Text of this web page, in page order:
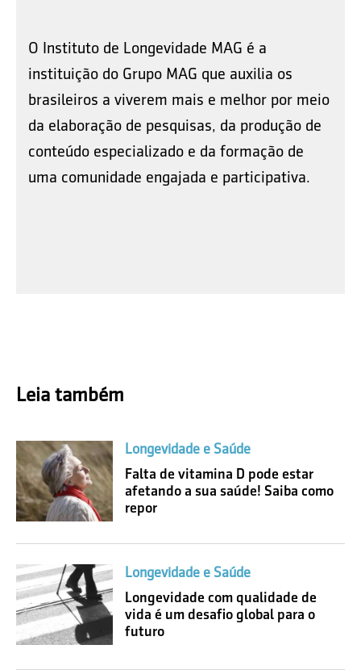
O Instituto de Longevidade MAG é a
instituição do Grupo MAG que auxilia os
brasileiros a viverem mais e melhor por meio
da elaboração de pesquisas, da produção de
conteúdo especializado e da formação de
uma comunidade engajada e participativa.
Leia também
Longevidade e Saúde
Falta de vitamina D pode estar
afetando a sua saúde! Saiba como
repor
Longevidade e Saúde
Longevidade com qualidade de
vida é um desafio global para o
futuro